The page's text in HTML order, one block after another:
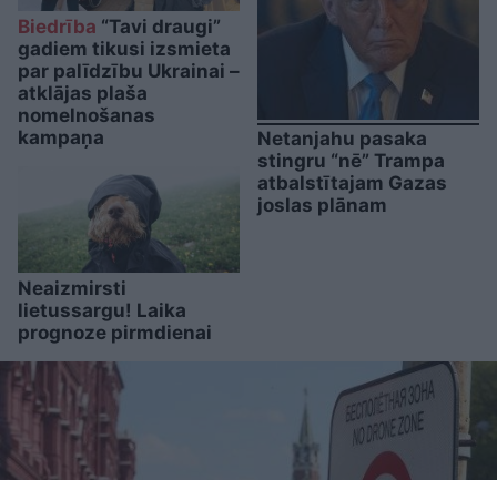
Biedrība “Tavi draugi”
gadiem tikusi izsmieta
par palīdzību Ukrainai –
atklājas plaša
nomelnošanas
kampaņa
Neaizmirsti
lietussargu! Laika
prognoze pirmdienai
Netanjahu pasaka
stingru “nē” Trampa
atbalstītajam Gazas
joslas plānam